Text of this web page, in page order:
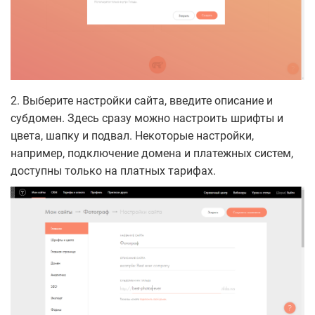
2. Выберите настройки сайта, введите описание и
субдомен. Здесь сразу можно настроить шрифты и
цвета, шапку и подвал. Некоторые настройки,
например, подключение домена и платежных систем,
доступны только на платных тарифах.